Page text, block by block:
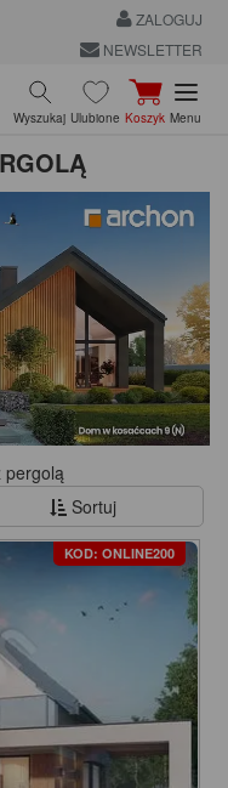
ZALOGUJ
NEWSLETTER
Wyszukaj Ulubione Koszyk Menu
pergolą
Sortuj
KOD: ONLINE200